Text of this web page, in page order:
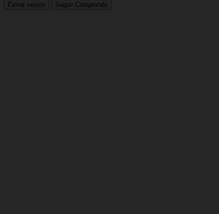
Cerrar sesión Seguir Comprando